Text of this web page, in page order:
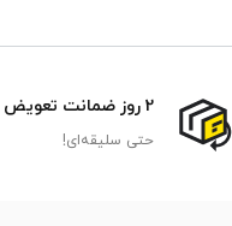
2 روز ضمانت تعویض
حتی سلیقه‌ای!